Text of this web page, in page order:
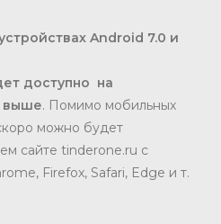
Android 7.0 и
доступно на
выше. Помимо мобильных
можно будет
сайте tinderone.ru с
Firefox, Safari, Edge и т.